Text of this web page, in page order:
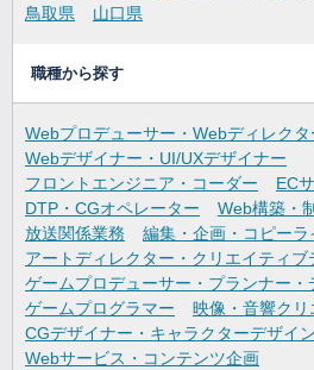
鳥取県
山口県
職種から探す
Webプロデューサー・Webディレク
Webデザイナー・UI/UXデザイナー
フロントエンジニア・コーダー
EC
DTP・CGオペレーター
Web構築・
放送関係業務
編集・企画・コピーラ
アートディレクター・クリエイティブ
ゲームプロデューサー・プランナー・
ゲームプログラマー
映像・音響クリ
CGデザイナー・キャラクターデザイン
Webサービス・コンテンツ企画